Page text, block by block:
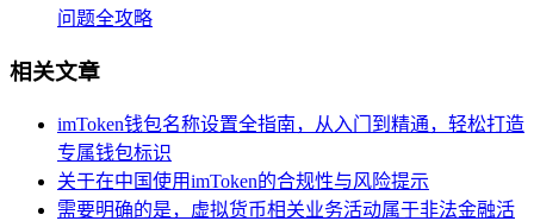
问题全攻略
相关文章
imToken钱包名称设置全指南，从入门到精通，轻松打造
专属钱包标识
关于在中国使用imToken的合规性与风险提示
需要明确的是，虚拟货币相关业务活动属于非法金融活